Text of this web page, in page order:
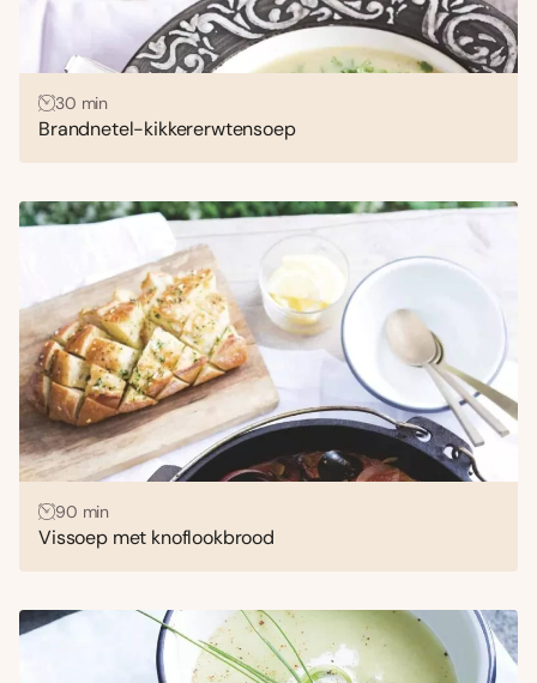
30 min
Brandnetel-kikkererwtensoep
90 min
Vissoep met knoflookbrood